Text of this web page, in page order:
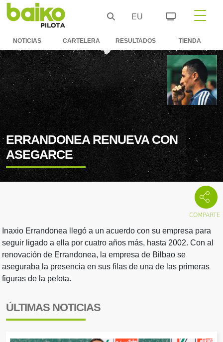
EU
NOTICIAS CARTELERA RESULTADOS TIENDA
ERRANDONEA RENUEVA CON
ASEGARCE
Inaxio Errandonea llegó a un acuerdo con su empresa para
seguir ligado a ella por cuatro años más, hasta 2002. Con al
renovación de Errandonea, la empresa de Bilbao se
aseguraba la presencia en sus filas de una de las primeras
figuras de la pelota.
ÚLTIMAS NOTICIAS